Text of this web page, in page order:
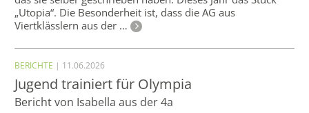
„Utopia“. Die Besonderheit ist, dass die AG aus
Viertklässlern aus der …
BERICHTE | 11.06.2026
Jugend trainiert für Olympia
Bericht von Isabella aus der 4a